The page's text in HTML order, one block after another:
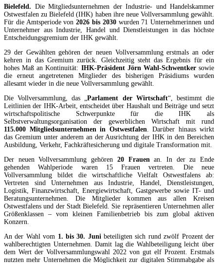
Bielefeld. Die Mitgliedsunternehmen der Industrie- und Handelskammer
Ostwestfalen zu Bielefeld (IHK) haben ihre neue Vollversammlung gewählt.
Für die Amtsperiode von2026 bis 2030wurden 71 Unternehmerinnen und
Unternehmer aus Industrie, Handel und Dienstleistungen in das höchste
Entscheidungsgremium der IHK gewählt.
29 der Gewählten gehören der neuen Vollversammlung erstmals an oder
kehren in das Gremium zurück. Gleichzeitig steht das Ergebnis für ein
hohes Maß an Kontinuität: IHK-Präsident Jörn Wahl-Schwentkersowie
die erneut angetretenen Mitglieder des bisherigen Präsidiums wurden
allesamt wieder in die neue Vollversammlung gewählt.
Die Vollversammlung, das „Parlament der Wirtschaft“, bestimmt die
Leitlinien der IHK-Arbeit, entscheidet über Haushalt und Beiträge und setzt
wirtschaftspolitische Schwerpunkte für die IHK als
Selbstverwaltungsorganisation der gewerblichen Wirtschaft mit rund
115.000 Mitgliedsunternehmen in Ostwestfalen. Darüber hinaus wirkt
das Gremium unter anderem an der Ausrichtung der IHK in den Bereichen
Ausbildung, Verkehr, Fachkräftesicherung und digitale Transformation mit.
Der neuen Vollversammlung gehören 20 Frauenan. In der zu Ende
gehenden Wahlperiode waren 15 Frauen vertreten. Die neue
Vollversammlung bildet die wirtschaftliche Vielfalt Ostwestfalens ab:
Vertreten sind Unternehmen aus Industrie, Handel, Dienstleistungen,
Logistik, Finanzwirtschaft, Energiewirtschaft, Gastgewerbe sowie IT- und
Beratungsunternehmen. Die Mitglieder kommen aus allen Kreisen
Ostwestfalens und der Stadt Bielefeld. Sie repräsentieren Unternehmen aller
Größenklassen – vom kleinen Familienbetrieb bis zum global aktiven
Konzern.
An der Wahl vom 1. bis 30. Junibeteiligten sich rund zwölf Prozent der
wahlberechtigten Unternehmen. Damit lag die Wahlbeteiligung leicht über
dem Wert der Vollversammlungswahl 2022 von gut elf Prozent. Erstmals
nutzten mehr Unternehmen die Möglichkeit zur digitalen Stimmabgabe als